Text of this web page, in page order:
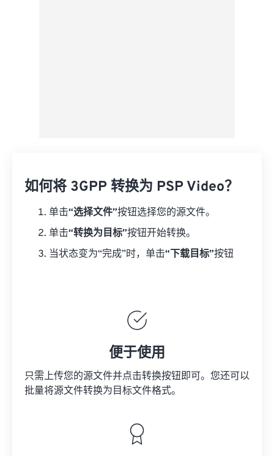
如何将 3GPP 转换为 PSP Video？
单击“选择文件”按钮选择您的源文件。
单击“转换为目标”按钮开始转换。
当状态变为“完成”时，单击“下载目标”按钮
便于使用
只需上传您的源文件并点击转换按钮即可。您还可以
批量将源文件转换为目标文件格式。